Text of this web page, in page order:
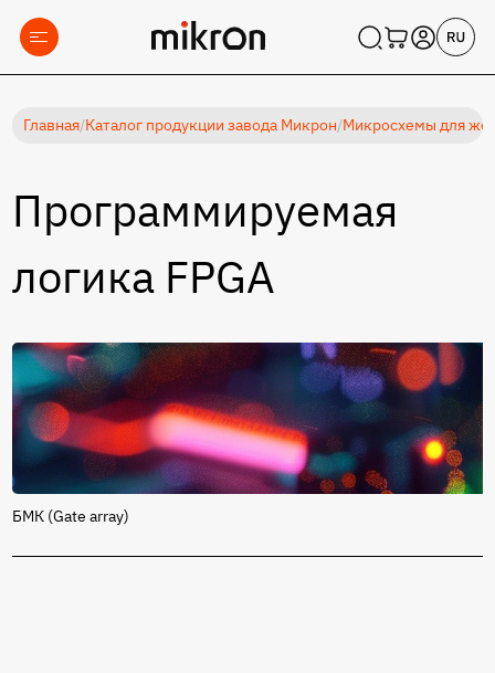
Главная/Каталог продукции завода Микрон/Микросхемы для
Программируемая
логика FPGA
БМК (Gate array)